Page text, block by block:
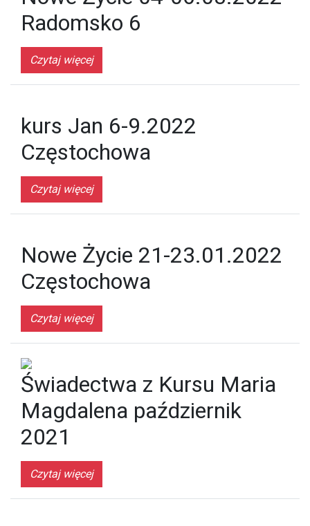
Radomsko 6
Czytaj więcej
kurs Jan 6-9.2022
Częstochowa
Czytaj więcej
Nowe Życie 21-23.01.2022
Częstochowa
Czytaj więcej
Świadectwa z Kursu Maria
Magdalena październik
2021
Czytaj więcej